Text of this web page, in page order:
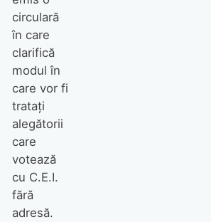
circulară
în care
clarifică
modul în
care vor fi
tratați
alegătorii
care
votează
cu C.E.I.
fără
adresă.